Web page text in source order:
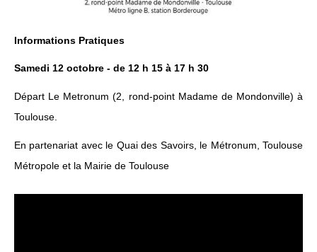
Informations Pratiques
Samedi 12 octobre ‐ de 12 h 15 à 17 h 30
Départ Le Metronum (2, rond‐point Madame de Mondonville) à
Toulouse.
En partenariat avec le Quai des Savoirs, le Métronum, Toulouse
Métropole et la Mairie de Toulouse